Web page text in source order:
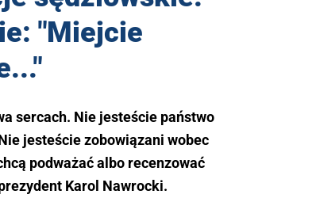
"Miejcie
sercach. Nie jesteście państwo
jesteście zobowiązani wobec
podważać albo recenzować
Karol Nawrocki.